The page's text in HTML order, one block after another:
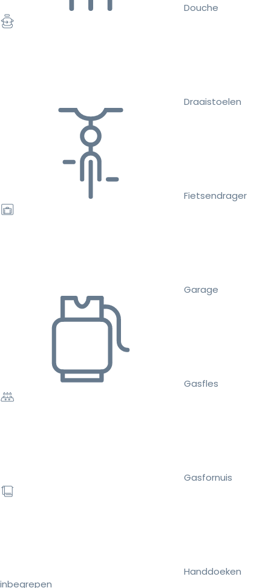
Douche
Draaistoelen
Fietsendrager
Garage
Gasfles
Gasfornuis
Handdoeken
inbegrepen